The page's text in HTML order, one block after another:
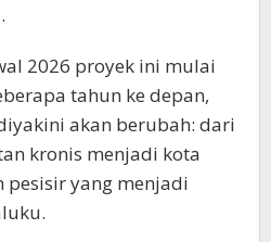
2026 proyek ini mulai
tahun ke depan,
akan berubah: dari
kronis menjadi kota
pesisir yang menjadi